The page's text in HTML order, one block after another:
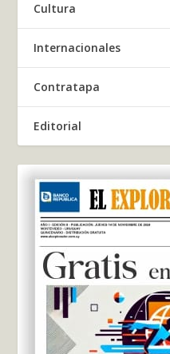
Cultura
Internacionales
Contratapa
Editorial